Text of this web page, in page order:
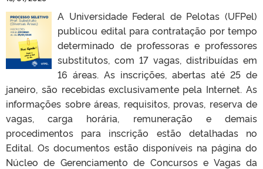
A Universidade Federal de Pelotas (UFPel)
publicou edital para contratação por tempo
determinado de professoras e professores
substitutos, com 17 vagas, distribuídas em
16 áreas. As inscrições, abertas até 25 de
janeiro, são recebidas exclusivamente pela Internet. As
informações sobre áreas, requisitos, provas, reserva de
vagas, carga horária, remuneração e demais
procedimentos para inscrição estão detalhadas no
Edital. Os documentos estão disponíveis na página do
Núcleo de Gerenciamento de Concursos e Vagas da